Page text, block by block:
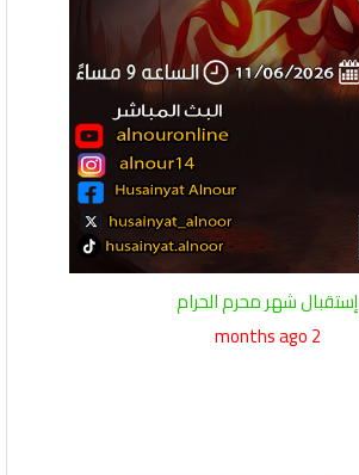
إستقبال شهر محرم الحرام
2 months ago